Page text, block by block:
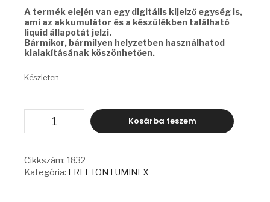
A termék elején van egy digitális kijelző egység is,
ami az akkumulátor és a készülékben található
liquid állapotát jelzi.
Bármikor, bármilyen helyzetben használhatod
kialakításának köszönhetően.
Készleten
LUMINEX
-
MINT
mennyiség
Kosárba teszem
Cikkszám: 1832
Kategória: FREETON LUMINEX